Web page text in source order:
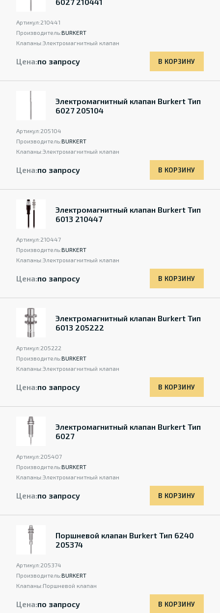
Артикул:210441
Производитель:BURKERT
Клапаны:Электромагнитный клапан
Цена:по запросу В КОРЗИНУ
Электромагнитный клапан Burkert Тип
6027 205104
Артикул:205104
Производитель:BURKERT
Клапаны:Электромагнитный клапан
Цена:по запросу В КОРЗИНУ
Электромагнитный клапан Burkert Тип
6013 210447
Артикул:210447
Производитель:BURKERT
Клапаны:Электромагнитный клапан
Цена:по запросу В КОРЗИНУ
Электромагнитный клапан Burkert Тип
6013 205222
Артикул:205222
Производитель:BURKERT
Клапаны:Электромагнитный клапан
Цена:по запросу В КОРЗИНУ
Электромагнитный клапан Burkert Тип
6027
Артикул:205407
Производитель:BURKERT
Клапаны:Электромагнитный клапан
Цена:по запросу В КОРЗИНУ
Поршневой клапан Burkert Тип 6240
205374
Артикул:205374
Производитель:BURKERT
Клапаны:Поршневой клапан
Цена:по запросу В КОРЗИНУ